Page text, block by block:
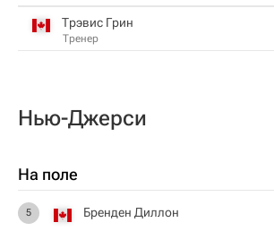
Трэвис Грин
Тренер
Нью-Джерси
На поле
5 Бренден Диллон